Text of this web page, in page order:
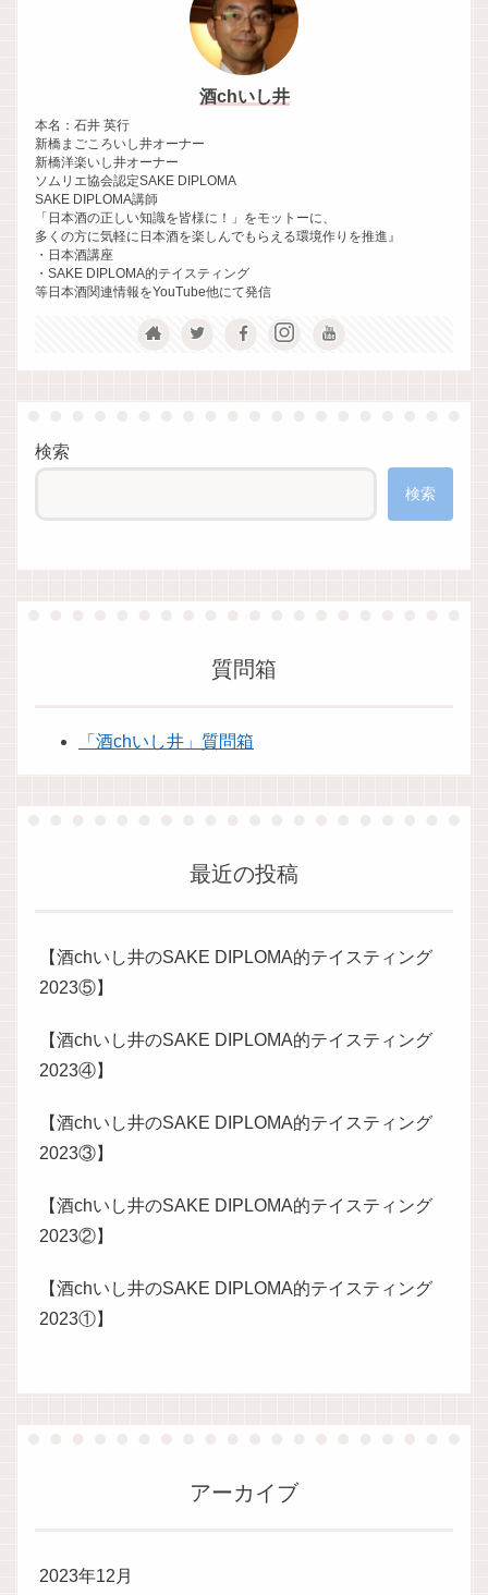
酒chいし井
本名：石井 英行
新橋まごころいし井オーナー
新橋洋楽いし井オーナー
ソムリエ協会認定SAKE DIPLOMA
SAKE DIPLOMA講師
「日本酒の正しい知識を皆様に！」をモットーに、
多くの方に気軽に日本酒を楽しんでもらえる環境作りを推進』
・日本酒講座
・SAKE DIPLOMA的テイスティング
等日本酒関連情報をYouTube他にて発信
検索
検索
質問箱
「酒chいし井」質問箱
最近の投稿
【酒chいし井のSAKE DIPLOMA的テイスティング
2023⑤】
【酒chいし井のSAKE DIPLOMA的テイスティング
2023④】
【酒chいし井のSAKE DIPLOMA的テイスティング
2023③】
【酒chいし井のSAKE DIPLOMA的テイスティング
2023②】
【酒chいし井のSAKE DIPLOMA的テイスティング
2023①】
アーカイブ
2023年12月